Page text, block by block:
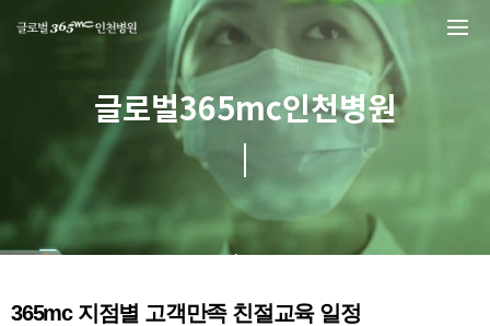
글로벌365mc인천병원
365mc 지점별 고객만족 친절교육 일정